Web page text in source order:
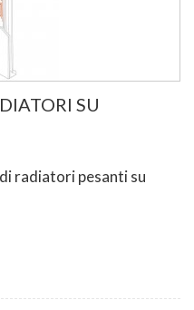
SU
radiatori pesanti su